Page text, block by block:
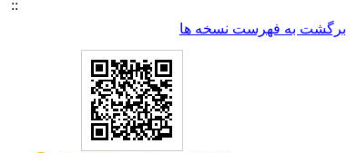
برگشت به فهرست نسخه ها